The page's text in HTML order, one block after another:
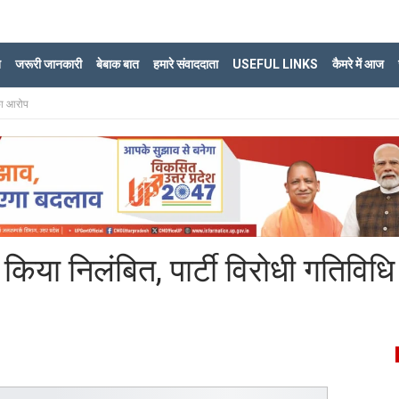
जरूरी जानकारी बेबाक बात हमारे संवाददाता USEFUL LINKS कैमरे में आज
आरोप
निलंबित, पार्टी विरोधी